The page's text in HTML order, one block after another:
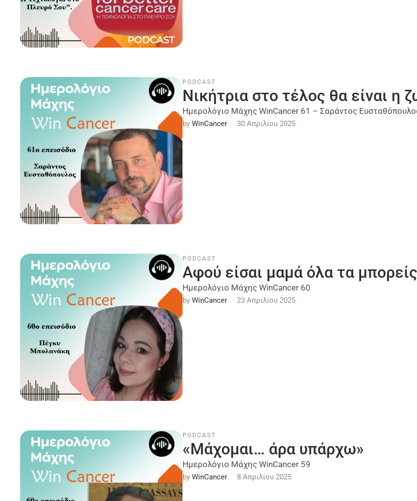
PODCAST
Νικήτρια στο τέλος θα είναι η
Ημερολόγιο Μάχης WinCancer 61 – Σαράντος
by WinCancer 30 Απριλίου 2025
PODCAST
Αφού είσαι μαμά όλα τα μπορείς
Ημερολόγιο Μάχης WinCancer 60
by WinCancer 23 Απριλίου 2025
PODCAST
«Μάχομαι… άρα υπάρχω»
Ημερολόγιο Μάχης WinCancer 59
by WinCancer 8 Απριλίου 2025